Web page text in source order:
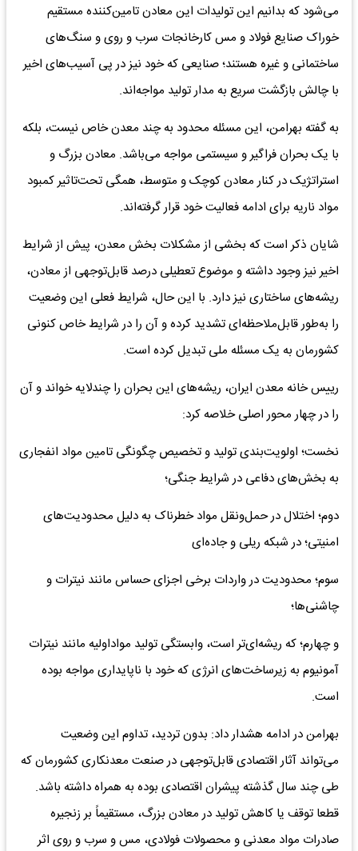
می‌شود که بدانیم این تولیدات این معادن تامین‌کننده مستقیم
خوراک صنایع فولاد و مس کارخانجات سرب و روی و سنگ‌های
ساختمانی و غیره هستند؛ صنایعی که خود نیز در پی آسیب‌های اخیر
با چالش بازگشت سریع به مدار تولید مواجه‌اند.
به گفته بهرامن، این مسئله محدود به چند معدن خاص نیست، بلکه
با یک بحران فراگیر و سیستمی مواجه می‌باشد. معادن بزرگ و
استراتژیک در کنار معادن کوچک و متوسط، همگی تحت‌تاثیر کمبود
مواد ناریه برای ادامه فعالیت خود قرار گرفته‌اند.
شایان ذکر است که بخشی از مشکلات بخش معدن، پیش از شرایط
اخیر نیز وجود داشته و موضوع تعطیلی درصد قابل‌توجهی از معادن،
ریشه‌های ساختاری نیز دارد. با این حال، شرایط فعلی این وضعیت
را به‌طور قابل‌ملاحظه‌ای تشدید کرده و آن را در شرایط خاص کنونی
کشورمان به یک مسئله ملی تبدیل کرده است.
رییس خانه معدن ایران، ریشه‌های این بحران را چندلایه خواند و آن
را در چهار محور اصلی خلاصه کرد:
نخست؛ اولویت‌بندی تولید و تخصیص چگونگی تامین مواد انفجاری
به بخش‌های دفاعی در شرایط جنگی؛
دوم؛ اختلال در حمل‌ونقل مواد خطرناک به دلیل محدودیت‌های
امنیتی؛ در شبکه ریلی و جاده‌ای
سوم؛ محدودیت در واردات برخی اجزای حساس مانند نیترات و
چاشنی‌ها؛
و چهارم؛ که ریشه‌ای‌تر است، وابستگی تولید مواداولیه مانند نیترات
آمونیوم به زیرساخت‌های انرژی که خود با ناپایداری مواجه بوده
است.
بهرامن در ادامه هشدار داد: بدون تردید، تداوم این وضعیت
می‌تواند آثار اقتصادی قابل‌توجهی در صنعت معدنکاری کشورمان که
طی چند سال گذشته پیشران اقتصادی بوده به همراه داشته باشد.
قطعا توقف یا کاهش تولید در معادن بزرگ، مستقیماً بر زنجیره
صادرات مواد معدنی و محصولات فولادی، مس و سرب و روی اثر